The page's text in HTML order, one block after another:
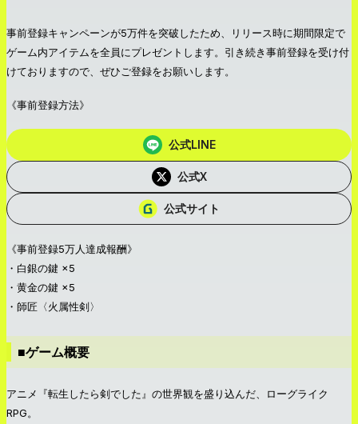
事前登録キャンペーンが5万件を突破したため、リリース時に期間限定で
ゲーム内アイテムを全員にプレゼントします。引き続き事前登録を受け付
けておりますので、ぜひご登録をお願いします。
《事前登録方法》
公式LINE
公式X
公式サイト
《事前登録5万人達成報酬》
・白銀の鍵 ×5
・黄金の鍵 ×5
・師匠〈火属性剣〉
■ゲーム概要
アニメ『転生したら剣でした』の世界観を盛り込んだ、ローグライク
RPG。